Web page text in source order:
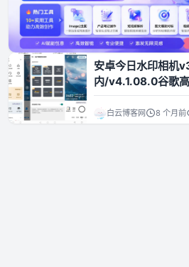
网站源码
软件仓库
主题插件
安卓今日水印相机
内/v4.1.08.0谷歌
白云博客网 8 个月前